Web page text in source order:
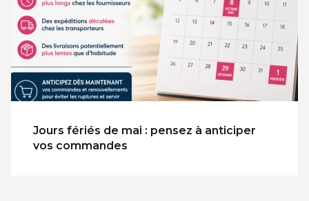
Jours fériés de mai : pensez à anticiper
vos commandes